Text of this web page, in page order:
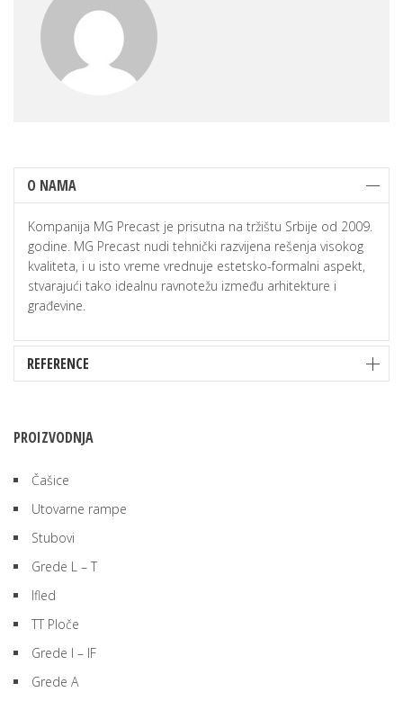
O NAMA
Kompanija MG Precast je prisutna na tržištu Srbije od 2009.
godine. MG Precast nudi tehnički razvijena rešenja visokog
kvaliteta, i u isto vreme vrednuje estetsko-formalni aspekt,
stvarajući tako idealnu ravnotežu između arhitekture i
građevine.
REFERENCE
PROIZVODNJA
Čašice
Utovarne rampe
Stubovi
Grede L – T
Ifled
TT Ploče
Grede I – IF
Grede A